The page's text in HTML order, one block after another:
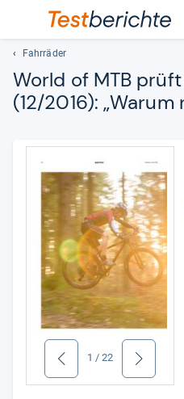
Fahrräder
World of MTB
(12/2016): „Warum
zurück 1 / 22 weiter